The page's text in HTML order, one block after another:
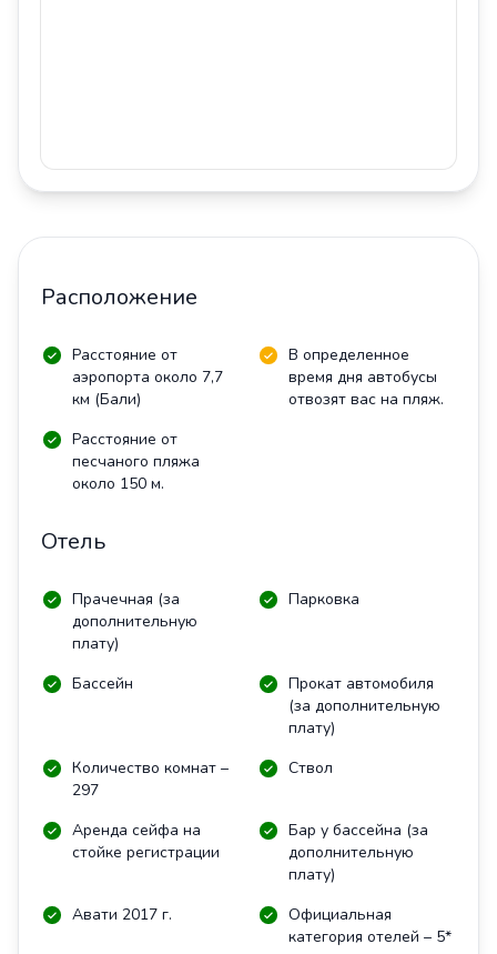
Расположение
Расстояние от
аэропорта около 7,7
км (Бали)
В определенное
время дня автобусы
отвозят вас на пляж.
Расстояние от
песчаного пляжа
около 150 м.
Отель
Прачечная (за
дополнительную
плату)
Парковка
Бассейн
Прокат автомобиля
(за дополнительную
плату)
Количество комнат –
297
Ствол
Аренда сейфа на
стойке регистрации
Бар у бассейна (за
дополнительную
плату)
Авати 2017 г.
Официальная
категория отелей – 5*